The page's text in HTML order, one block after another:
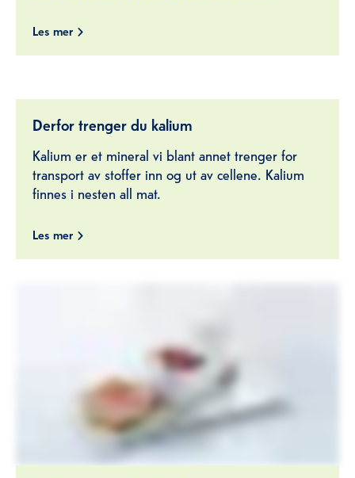
Les mer
Derfor trenger du kalium
Kalium er et mineral vi blant annet trenger for
transport av stoffer inn og ut av cellene. Kalium
finnes i nesten all mat.
Les mer